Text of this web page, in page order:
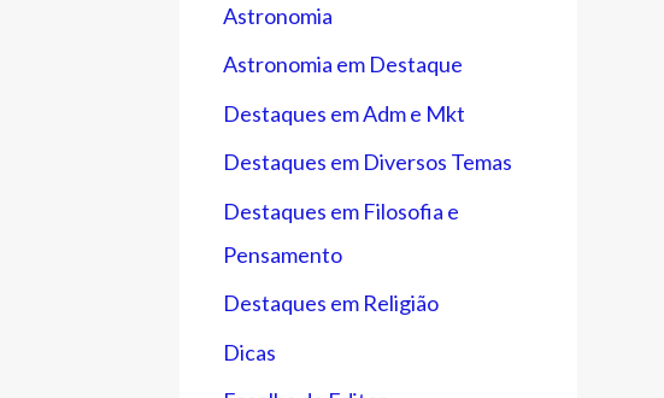
Astronomia
Astronomia em Destaque
Destaques em Adm e Mkt
Destaques em Diversos Temas
Destaques em Filosofia e
Pensamento
Destaques em Religião
Dicas